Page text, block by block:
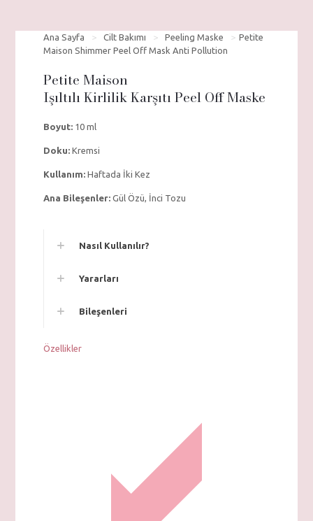
Ana Sayfa > Cilt Bakımı > Peeling Maske > Petite
Maison Shimmer Peel Off Mask Anti Pollution
Petite Maison
Işıltılı Kirlilik Karşıtı Peel Off Maske
Boyut: 10 ml
Doku: Kremsi
Kullanım: Haftada İki Kez
Ana Bileşenler: Gül Özü, İnci Tozu
Nasıl Kullanılır?
Yararları
Bileşenleri
Özellikler